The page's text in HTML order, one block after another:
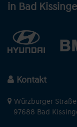
in Bad
Kontakt
Würzburger
97688 Bad